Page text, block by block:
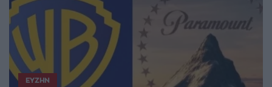
ΕΥΖΗΝ